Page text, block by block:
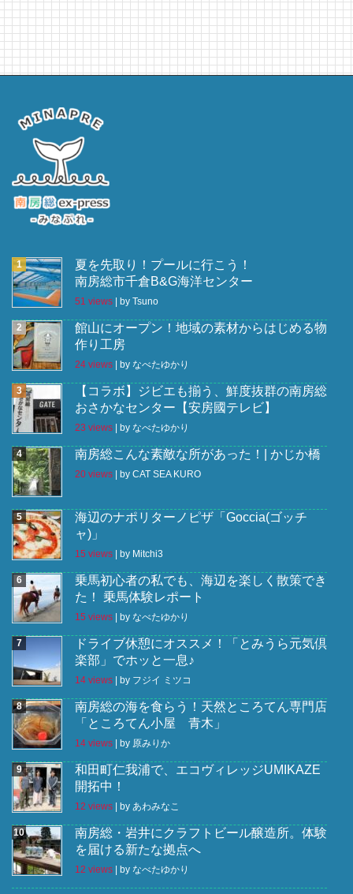
夏を先取り！プールに行こう！
南房総市千倉B&G海洋センター
51 views | by Tsuno
館山にオープン！地域の素材からはじめる物
作り工房
24 views | by なべたゆかり
【コラボ】ジビエも揃う、鮮度抜群の南房総
おさかなセンター【安房國テレビ】
23 views | by なべたゆかり
南房総こんな素敵な所があった！| かじか橋
20 views | by CAT SEA KURO
海辺のナポリターノピザ「Goccia(ゴッチ
ャ)」
15 views | by Mitchi3
乗馬初心者の私でも、海辺を楽しく散策でき
た！ 乗馬体験レポート
15 views | by なべたゆかり
ドライブ休憩にオススメ！「とみうら元気倶
楽部」でホッと一息♪
14 views | by フジイ ミツコ
南房総の海を食らう！天然ところてん専門店
「ところてん小屋 青木」
14 views | by 原みりか
和田町仁我浦で、エコヴィレッジUMIKAZE
開拓中！
12 views | by あわみなこ
南房総・岩井にクラフトビール醸造所。体験
を届ける新たな拠点へ
12 views | by なべたゆかり